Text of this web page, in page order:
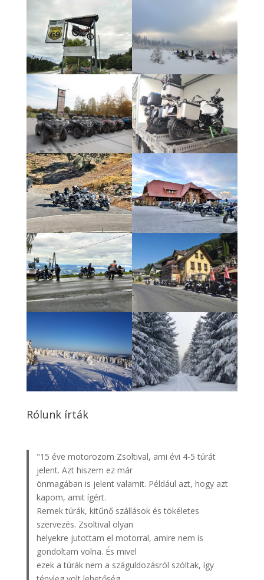
Rólunk írták
"15 éve motorozom Zsoltival, ami évi 4-5 túrát
jelent. Azt hiszem ez már
önmagában is jelent valamit. Például azt, hogy azt
kapom, amit ígért.
Remek túrák, kitűnő szállások és tökéletes
szervezés. Zsoltival olyan
helyekre jutottam el motorral, amire nem is
gondoltam volna. És mivel
ezek a túrák nem a száguldozásról szóltak, így